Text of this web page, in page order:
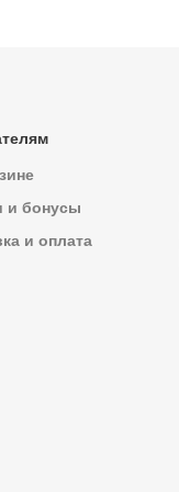
и бонусы
и оплата